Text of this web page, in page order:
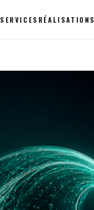
SERVICES RÉALISATIONS